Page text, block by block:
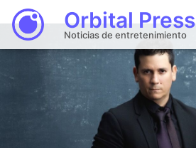
Orbital Press
Noticias de entretenimiento